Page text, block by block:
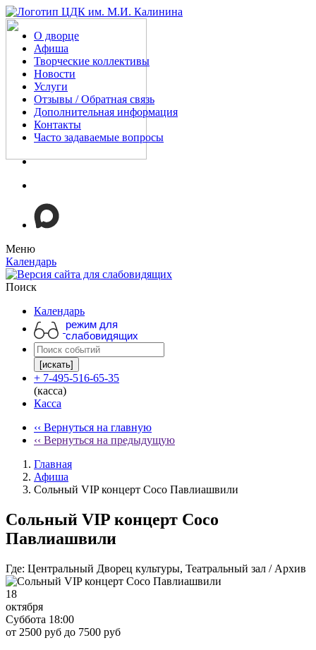
О дворце
Афиша
Творческие коллективы
Новости
Услуги
Отзывы / Обратная связь
Дополнительная информация
Контакты
Часто задаваемые вопросы
Меню
Календарь
Поиск
Календарь
режим для
слабовидящих
[искать]
+ 7-495-516-65-35
(касса)
Касса
‹‹ Вернуться на главную
‹‹ Вернуться на предыдущую
Главная
Афиша
Сольный VIP концерт Сосо Павлиашвили
Сольный VIP концерт Сосо
Павлиашвили
Где: Центральный Дворец культуры, Театральный зал / Архив
18
октября
Суббота 18:00
от 2500 руб до 7500 руб